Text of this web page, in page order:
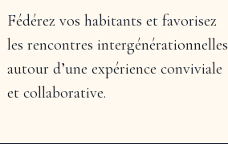
Fédérez vos habitants et favorisez
les rencontres intergénérationnelles
autour d’une expérience conviviale
et collaborative.